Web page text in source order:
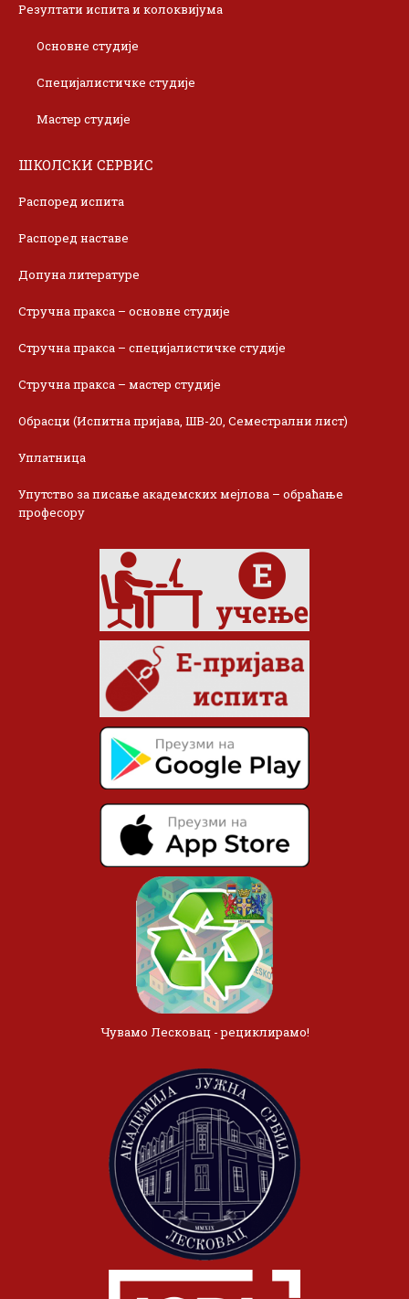
Резултати испита и колоквијума
Основне студије
Специјалистичке студије
Мастер студије
ШКОЛСКИ СЕРВИС
Распоред испита
Распоред наставе
Допуна литературе
Стручна пракса – основне студије
Стручна пракса – специјалистичке студије
Стручна пракса – мастер студије
Обрасци (Испитна пријава, ШВ-20, Семестрални лист)
Уплатница
Упутство за писање академских мејлова – обраћање
професору
Чувамо Лесковац - рециклирамо!